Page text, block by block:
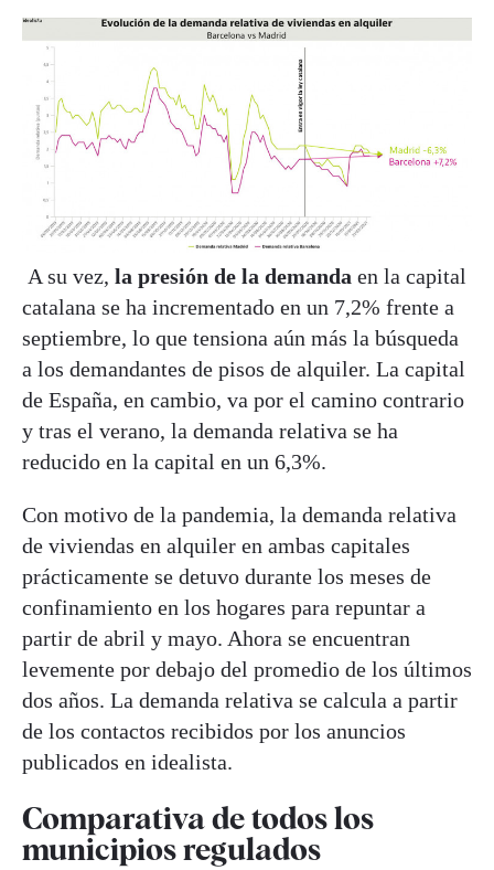
A su vez, la presión de la demanda en la capital
catalana se ha incrementado en un 7,2% frente a
septiembre, lo que tensiona aún más la búsqueda
a los demandantes de pisos de alquiler. La capital
de España, en cambio, va por el camino contrario
y tras el verano, la demanda relativa se ha
reducido en la capital en un 6,3%.
Con motivo de la pandemia, la demanda relativa
de viviendas en alquiler en ambas capitales
prácticamente se detuvo durante los meses de
confinamiento en los hogares para repuntar a
partir de abril y mayo. Ahora se encuentran
levemente por debajo del promedio de los últimos
dos años. La demanda relativa se calcula a partir
de los contactos recibidos por los anuncios
publicados en idealista.
Comparativa de todos los
municipios regulados